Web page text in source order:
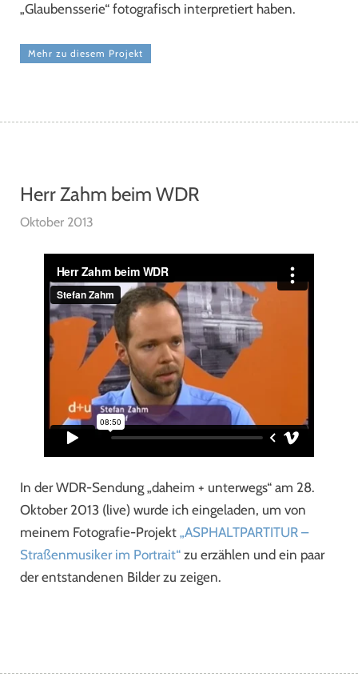
„Glaubensserie“ fotografisch interpretiert haben.
Mehr zu diesem Projekt
Herr Zahm beim WDR
Oktober 2013
In der WDR-Sendung „daheim + unterwegs“ am 28.
Oktober 2013 (live) wurde ich eingeladen, um von
meinem Fotografie-Projekt „ASPHALTPARTITUR –
Straßenmusiker im Portrait“ zu erzählen und ein paar
der entstandenen Bilder zu zeigen.